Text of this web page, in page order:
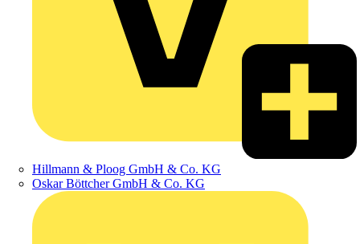
Hillmann & Ploog GmbH & Co. KG
Oskar Böttcher GmbH & Co. KG